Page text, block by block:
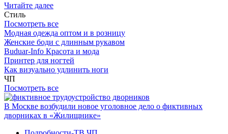
Читайте далее
Стиль
Посмотреть все
Модная одежда оптом и в розницу
Женские боди с длинным рукавом
Buduar-Info Красота и мода
Принтер для ногтей
Как визуально удлинить ноги
ЧП
Посмотреть все
В Москве возбудили новое уголовное дело о фиктивных
дворниках в «Жилищнике»